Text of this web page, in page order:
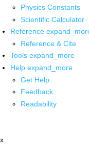
Physics Constants
Scientific Calculator
Reference
Reference & Cite
Tools expand_more
Help expand_more
Get Help
Feedback
Readability
x